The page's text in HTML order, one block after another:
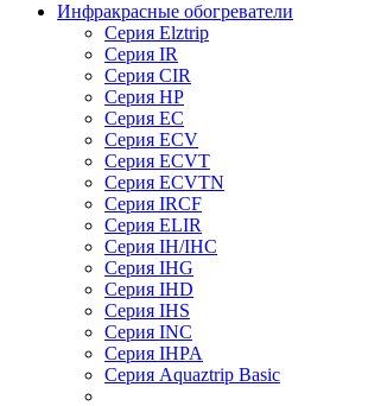
Инфракрасные обогреватели
Серия Elztrip
Серия IR
Серия CIR
Серия HP
Серия EC
Серия ECV
Серия ECVT
Серия ECVTN
Серия IRCF
Серия ELIR
Серия IH/IHC
Серия IHG
Серия IHD
Серия IHS
Серия INC
Серия IHPA
Серия Aquaztrip Basic